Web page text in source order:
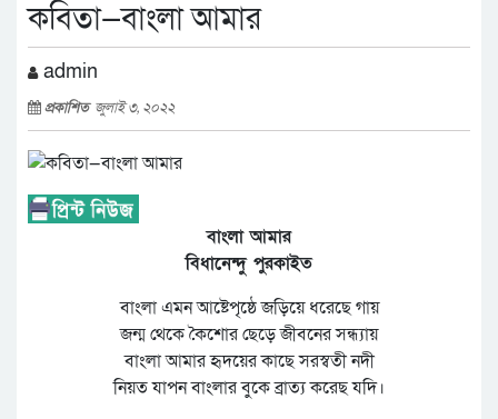
কবিতা—বাংলা আমার
admin
প্রকাশিত জুলাই ৩, ২০২২
বাংলা আমার
বিধানেন্দু পুরকাইত
বাংলা এমন আষ্টেপৃষ্ঠে জড়িয়ে ধরেছে গায়
জন্ম থেকে কৈশোর ছেড়ে জীবনের সন্ধ্যায়
বাংলা আমার হৃদয়ের কাছে সরস্বতী নদী
নিয়ত যাপন বাংলার বুকে ব্রাত্য করেছ যদি।